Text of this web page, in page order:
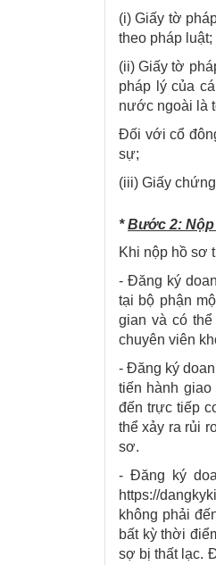
(i) Giấy tờ
theo pháp luật;
(ii) Giấy tờ
pháp lý của
nước ngoài là
Đối với cổ
sự;
(iii) Giấy
*Bước 2:
Khi nộp hồ sơ
- Đăng ký
tại bộ phận
gian và có
chuyên viên
- Đăng ký
tiến hành
đến trực tiếp
thể xảy ra rủi
sơ.
- Đăng ký
https://
không phải
bất kỳ thời
sợ bị thất lạc.